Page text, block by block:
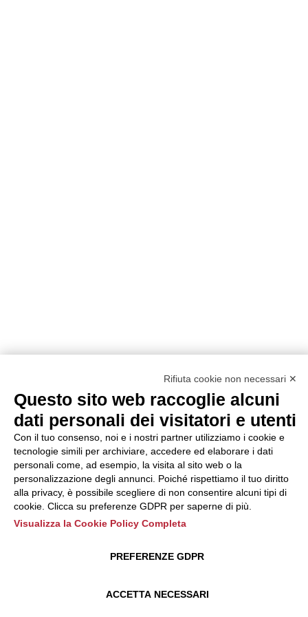
Rifiuta cookie non necessari ✕
Questo sito web raccoglie alcuni
dati personali dei visitatori e utenti
Con il tuo consenso, noi e i nostri partner utilizziamo i cookie e
tecnologie simili per archiviare, accedere ed elaborare i dati
personali come, ad esempio, la visita al sito web o la
personalizzazione degli annunci. Poiché rispettiamo il tuo diritto
alla privacy, è possibile scegliere di non consentire alcuni tipi di
cookie. Clicca su preferenze GDPR per saperne di più.
Visualizza la Cookie Policy Completa
ACCETTA NECESSARI
PREFERENZE GDPR